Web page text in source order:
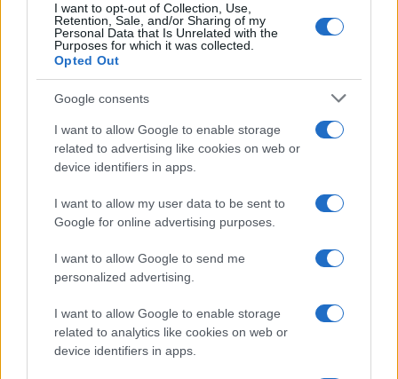
I want to opt-out of Collection, Use,
Retention, Sale, and/or Sharing of my
Personal Data that Is Unrelated with the
Purposes for which it was collected.
Opted Out
Google consents
I want to allow Google to enable storage
related to advertising like cookies on web or
device identifiers in apps.
I want to allow my user data to be sent to
Google for online advertising purposes.
I want to allow Google to send me
personalized advertising.
I want to allow Google to enable storage
related to analytics like cookies on web or
device identifiers in apps.